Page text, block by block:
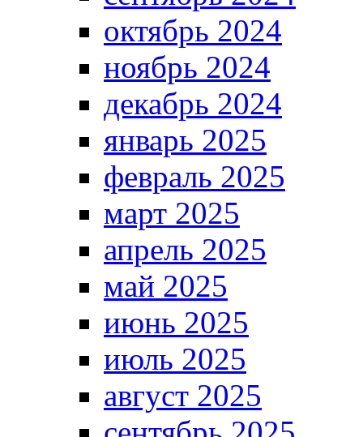
октябрь 2024
ноябрь 2024
декабрь 2024
январь 2025
февраль 2025
март 2025
апрель 2025
май 2025
июнь 2025
июль 2025
август 2025